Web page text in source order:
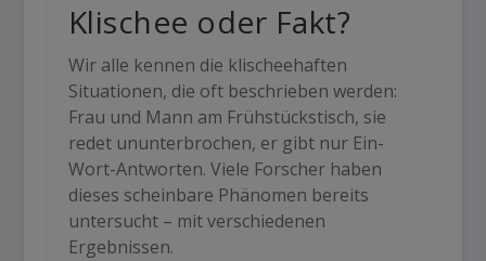
Klischee oder Fakt?
Wir alle kennen die klischeehaften
Situationen, die oft beschrieben werden:
Frau und Mann am Frühstückstisch, sie
redet ununterbrochen, er gibt nur Ein-
Wort-Antworten. Viele Forscher haben
dieses scheinbare Phänomen bereits
untersucht – mit verschiedenen
Ergebnissen.